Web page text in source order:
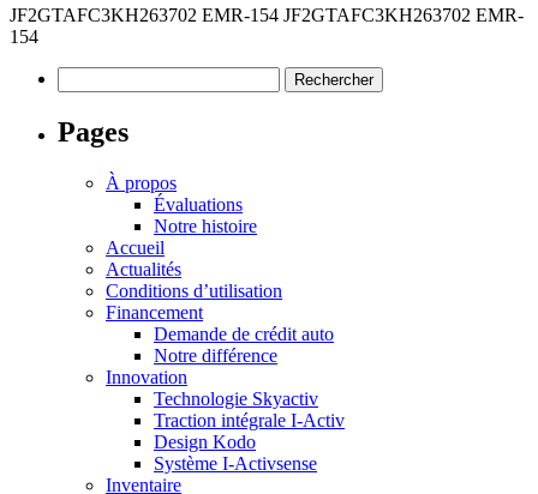
JF2GTAFC3KH263702 EMR-154 JF2GTAFC3KH263702 EMR-
154
Pages
À propos
Évaluations
Notre histoire
Accueil
Actualités
Conditions d’utilisation
Financement
Demande de crédit auto
Notre différence
Innovation
Technologie Skyactiv
Traction intégrale I-Activ
Design Kodo
Système I-Activsense
Inventaire